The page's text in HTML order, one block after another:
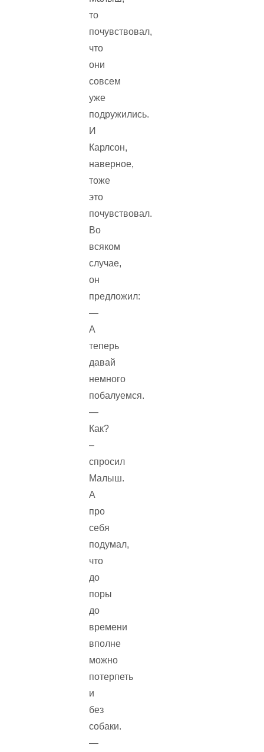
то
почувствовал,
что
они
совсем
уже
подружились.
И
Карлсон,
наверное,
тоже
это
почувствовал.
Во
всяком
случае,
он
предложил:
—
А
теперь
давай
немного
побалуемся.
—
Как?
–
спросил
Малыш.
А
про
себя
подумал,
что
до
поры
до
времени
вполне
можно
потерпеть
и
без
собаки.
—